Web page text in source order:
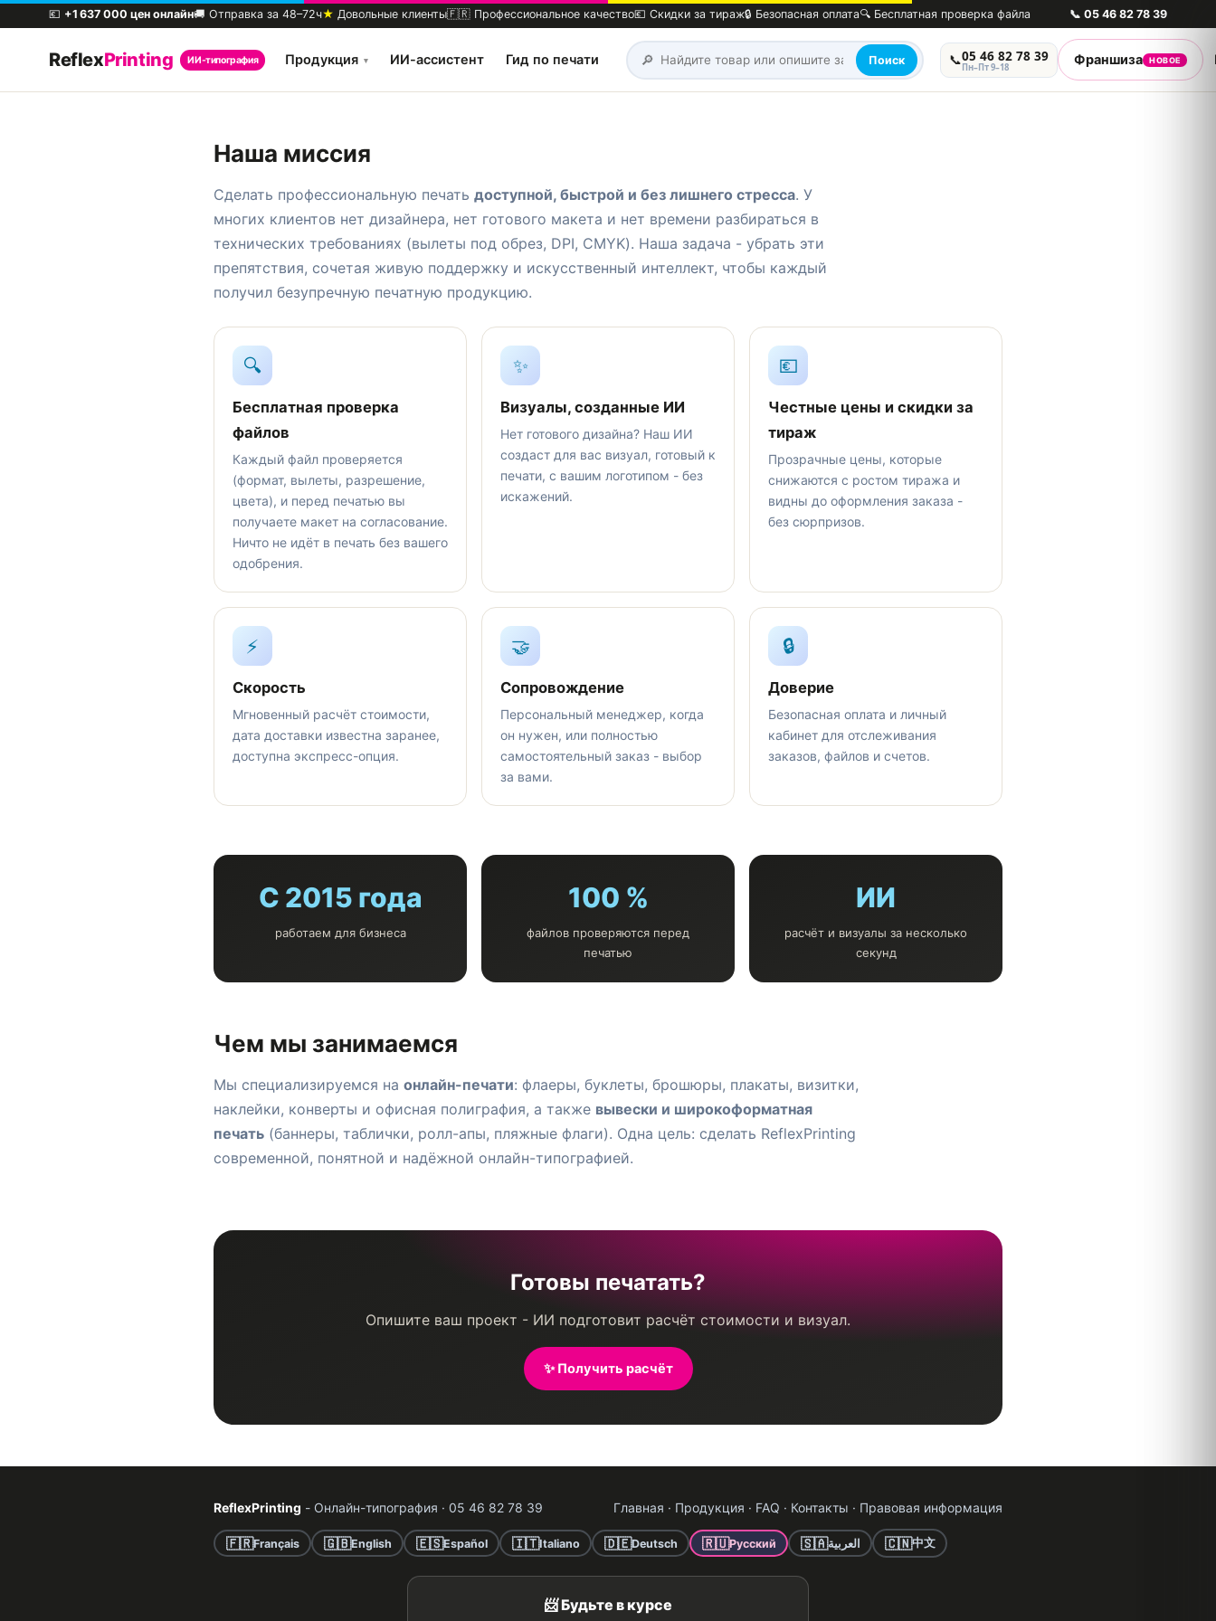
💶 +1 637 000 цен онлайн🚚 Отправка за 48–72ч★ Довольные клиенты🇫🇷 Профессиональное качество💶 Скидки за тираж🔒 Безопасная оплата🔍 Бесплатная проверка файла 📞 05 46 82 78 39
ReflexPrinting ИИ-типография Продукция ▾ ИИ-ассистент Гид по печати 🔎 Поиск 📞05 46 82 78 39
Пн–Пт 9–18 Франшиза НОВОЕ
Наша миссия
Сделать профессиональную печать доступной, быстрой и без лишнего стресса. У
многих клиентов нет дизайнера, нет готового макета и нет времени разбираться в
технических требованиях (вылеты под обрез, DPI, CMYK). Наша задача - убрать эти
препятствия, сочетая живую поддержку и искусственный интеллект, чтобы каждый
получил безупречную печатную продукцию.
🔍
Бесплатная проверка
файлов
Каждый файл проверяется
(формат, вылеты, разрешение,
цвета), и перед печатью вы
получаете макет на согласование.
Ничто не идёт в печать без вашего
одобрения.
✨
Визуалы, созданные ИИ
Нет готового дизайна? Наш ИИ
создаст для вас визуал, готовый к
печати, с вашим логотипом - без
искажений.
💶
Честные цены и скидки за
тираж
Прозрачные цены, которые
снижаются с ростом тиража и
видны до оформления заказа -
без сюрпризов.
⚡
Скорость
Мгновенный расчёт стоимости,
дата доставки известна заранее,
доступна экспресс-опция.
🤝
Сопровождение
Персональный менеджер, когда
он нужен, или полностью
самостоятельный заказ - выбор
за вами.
🔒
Доверие
Безопасная оплата и личный
кабинет для отслеживания
заказов, файлов и счетов.
С 2015 года
работаем для бизнеса
100 %
файлов проверяются перед
печатью
ИИ
расчёт и визуалы за несколько
секунд
Чем мы занимаемся
Мы специализируемся на онлайн-печати: флаеры, буклеты, брошюры, плакаты, визитки,
наклейки, конверты и офисная полиграфия, а также вывески и широкоформатная
печать (баннеры, таблички, ролл-апы, пляжные флаги). Одна цель: сделать ReflexPrinting
современной, понятной и надёжной онлайн-типографией.
Готовы печатать?
Опишите ваш проект - ИИ подготовит расчёт стоимости и визуал.
✨ Получить расчёт
ReflexPrinting - Онлайн-типография · 05 46 82 78 39 Главная · Продукция · FAQ · Контакты · Правовая информация
🇫🇷Français 🇬🇧English 🇪🇸Español 🇮🇹Italiano 🇩🇪Deutsch 🇷🇺Русский 🇸🇦العربية 🇨🇳中文
📨 Будьте в курсе